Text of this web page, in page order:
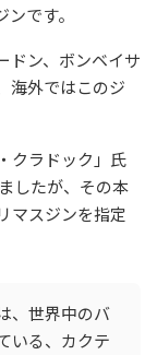
です。
ドン、ボンベイサ
海外ではこのジ
クラドック」氏
したが、その本
マスジンを指定
、世界中のバ
いる、カクテ